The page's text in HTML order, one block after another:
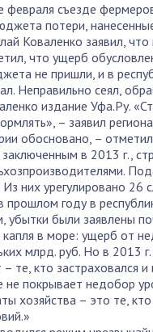
съезде
потери,
Коваленко заявил,
что ущерб
не пришли, и в
Неправильно сеял,
издание Уфа.Ру.
– заявил
обосновано, –
в 2013 г.,
них урегулировано 26
году в
убытки были заявлены
капля в море: ущерб от
млрд. руб. Но в 2013
те, кто застраховался
покрывает недобор
хозяйства – это те,